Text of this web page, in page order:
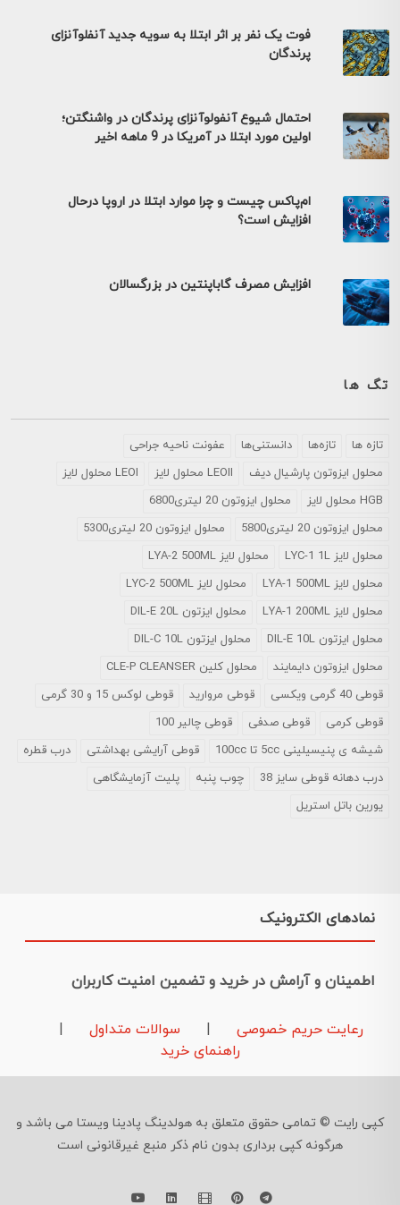
فوت یک نفر بر اثر ابتلا به سویه جدید آنفلوآنزای
پرندگان
احتمال شیوع آنفولوآنزای پرندگان در واشنگتن؛
اولین مورد ابتلا در آمریکا در 9 ماهه اخیر
ام‌پاکس چیست و چرا موارد ابتلا در اروپا درحال
افزایش است؟
افزایش مصرف گاباپنتین در بزرگسالان
تگ ها
تازه ها تازه‌ها دانستنی‌ها
عفونت ناحیه جراحی
محلول ايزوتون پارشيال ديف
LEOII محلول لایز
LEOI محلول لایز
HGB محلول لایز
محلول ایزوتون 20 لیتری6800
محلول ایزوتون 20 لیتری5800
محلول ایزوتون 20 لیتری5300
محلول لایز LYC-1 1L
محلول لایز LYA-2 500ML
محلول لایز LYA-1 500ML
محلول لایز LYC-2 500ML
محلول لایز LYA-1 200ML
محلول ایزتون DIL-E 20L
محلول ایزتون DIL-E 10L
محلول ایزتون DIL-C 10L
محلول ایزوتون دایمایند
محلول کلین CLE-P CLEANSER
قوطی 40 گرمی ویکسی
قوطی مروارید
قوطی لوکس 15 و 30 گرمی
قوطی کرمی
قوطی صدفی
قوطی چالیر 100
شیشه ی پنیسیلینی 5cc تا 100cc
قوطی آرایشی بهداشتی
درب قطره
درب دهانه قوطی سایز 38
چوب پنبه
پلیت آزمایشگاهی
یورین باتل استریل
نمادهای الکترونیک
اطمینان و آرامش در خرید و تضمین امنیت کاربران
رعایت حریم خصوصی | سوالات متداول
|
راهنمای خرید
کپی رایت © تمامی حقوق متعلق به هولدینگ پادینا ویستا می باشد و
هرگونه کپی برداری بدون نام ذکر منبع غیرقانونی است